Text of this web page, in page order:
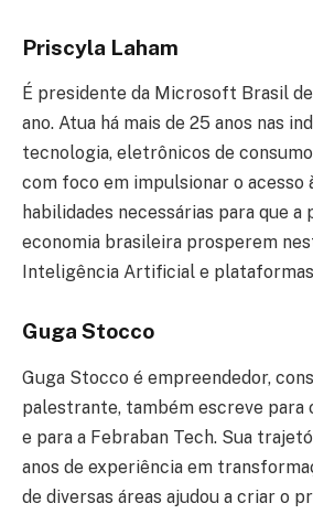
Priscyla Laham
É presidente da Microsoft Brasil
ano. Atua há mais de 25 anos nas
tecnologia, eletrônicos de
com foco em impulsionar o acesso
habilidades necessárias para que a
economia brasileira prosperem
Inteligência Artificial e
Guga Stocco
Guga Stocco é empreendedor,
palestrante, também escreve para
e para a Febraban Tech. Sua
anos de experiência em
de diversas áreas ajudou a criar o